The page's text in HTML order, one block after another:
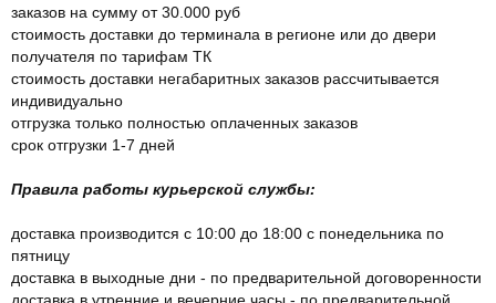
заказов на сумму от 30.000 руб
стоимость доставки до терминала в регионе или до двери
получателя по тарифам ТК
стоимость доставки негабаритных заказов рассчитывается
индивидуально
отгрузка только полностью оплаченных заказов
срок отгрузки 1-7 дней
Правила работы курьерской службы:
доставка производится с 10:00 до 18:00 с понедельника по
пятницу
доставка в выходные дни - по предварительной договоренности
доставка в утренние и вечерние часы - по предварительной